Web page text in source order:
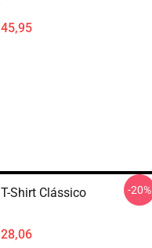
Shirt Clássico -20%